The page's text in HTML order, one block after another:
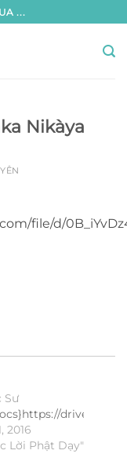
...
Nikàya
file/d/
d/
Sư
2016
Lời Phật Dạy"